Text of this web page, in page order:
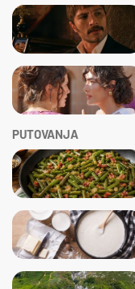
PUTOVANJA